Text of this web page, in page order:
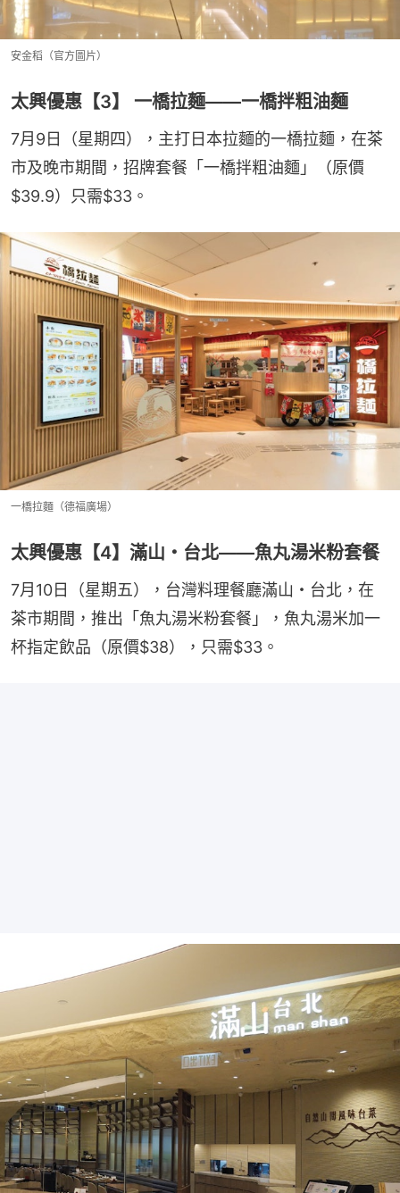
安金稻（官方圖片）
太興優惠【3】 一橋拉麵——一橋拌粗油麵
7月9日（星期四），主打日本拉麵的一橋拉麵，在茶
市及晚市期間，招牌套餐「一橋拌粗油麵」（原價
$39.9）只需$33。
一橋拉麵（德福廣場）
太興優惠【4】滿山・台北——魚丸湯米粉套餐
7月10日（星期五），台灣料理餐廳滿山・台北，在
茶市期間，推出「魚丸湯米粉套餐」，魚丸湯米加一
杯指定飲品（原價$38），只需$33。